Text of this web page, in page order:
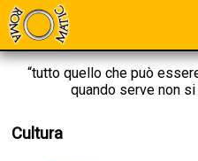
“tutto quello che può
quando serve non
Cultura